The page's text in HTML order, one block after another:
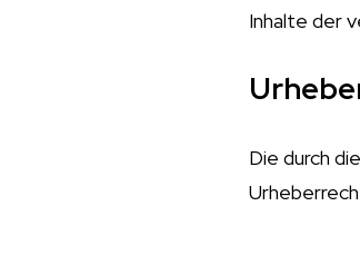
Inhalte der
Die durch